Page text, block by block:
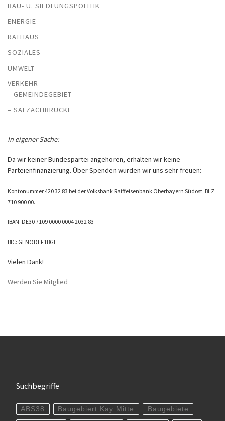
BAU- U. SIEDLUNGSPOLITIK
ENERGIE
RATHAUS
SOZIALES
UMWELT
VERKEHR
– GEMEINDEGEBIET
– SALZACHBRÜCKE
In eigener Sache:
Da wir keiner Bundespartei angehören, erhalten wir keine
Parteienfinanzierung. Über Spenden würden wir uns sehr freuen:
Kontonummer 420 32 83 bei der Volksbank Raiffeisenbank Oberbayern Südost, BLZ
710 900 00.
IBAN: DE30 7109 0000 0004 2032 83
BIC: GENODEF1BGL
Vielen Dank!
Werden Sie Mitglied
Suchbegriffe
ABS38 Baugebiert Kay Mitte Baugebiete